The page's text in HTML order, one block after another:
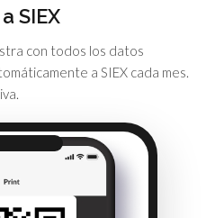
SIEX
con todos los datos
a SIEX cada mes.